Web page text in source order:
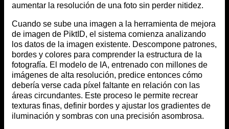
aumentar la resolución de una foto sin perder nitidez.
Cuando se sube una imagen a la herramienta de mejora
de imagen de PiktID, el sistema comienza analizando
los datos de la imagen existente. Descompone patrones,
bordes y colores para comprender la estructura de la
fotografía. El modelo de IA, entrenado con millones de
imágenes de alta resolución, predice entonces cómo
debería verse cada píxel faltante en relación con las
áreas circundantes. Este proceso le permite recrear
texturas finas, definir bordes y ajustar los gradientes de
iluminación y sombras con una precisión asombrosa.